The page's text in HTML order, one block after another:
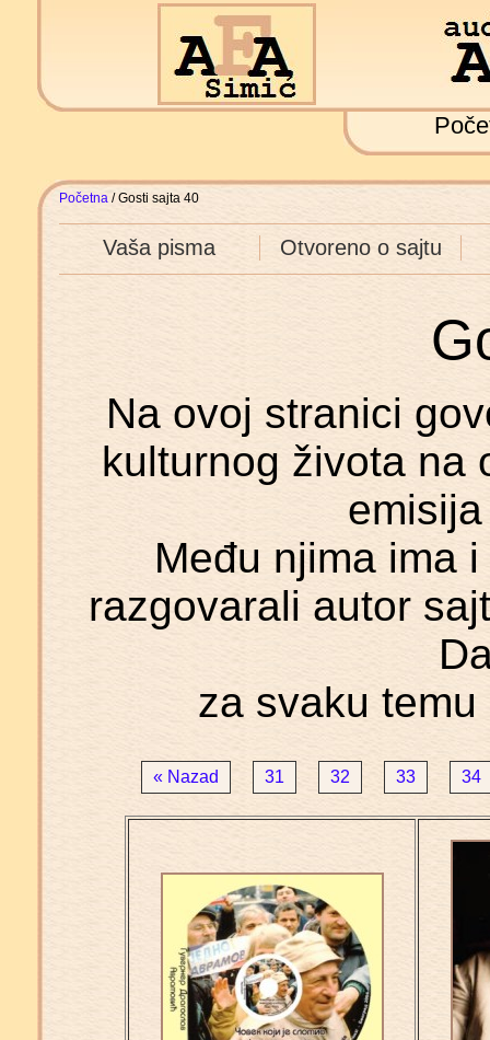
Početna / Gosti sajta 40
Vaša pisma Otvoreno o sajtu
Na ovoj stranici
kulturnog života na
Među njima ima
razgovarali autor
za svaku
« Nazad 31 32 33 34